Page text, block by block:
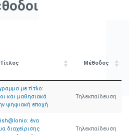
Τίτλος Μέθοδος
με τίτλο:
και μαθησιακά
ψηφιακή εποχή
Τηλεκπαίδευση
ένα
διαχείρισης
Τηλεκπαίδευση